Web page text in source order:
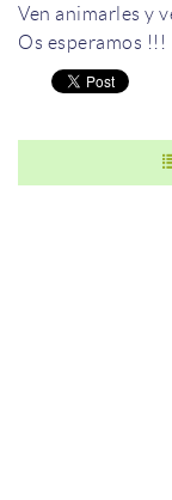
Ven animarles y
Os esperamos !!!